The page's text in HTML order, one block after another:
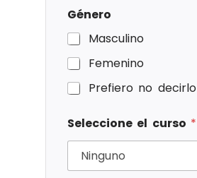
Género
Masculino
Femenino
Prefiero no decirlo
Seleccione el curso *